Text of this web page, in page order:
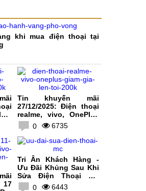
khi mua điện thoại tại
Tin khuyến mãi
27/12/2025: Điện thoại
realme, vivo, OnePlus
giảm giá lên tới 200K
0 6735
17
Tri Ân Khách Hàng -
Ưu Đãi Khủng Sau Khi
Sửa Điện Thoại Tại
MobileCity
0 6443